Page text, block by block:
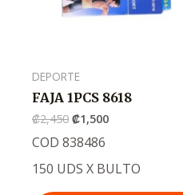
DEPORTE
FAJA 1PCS 8618
₡2,450 ₡1,500
COD 838486
150 UDS X BULTO